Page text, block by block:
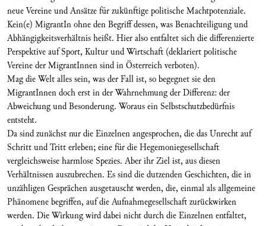
neue Vereine und Ansätze für zukünftige politische Machtpotenziale.
Kein(e) MigrantIn ohne den Begriff dessen, was Benachteiligung und
Abhängigkeitsverhältnis heißt. Hier also entfaltet sich die differenzierte
Perspektive auf Sport, Kultur und Wirtschaft (deklariert politische
Vereine der MigrantInnen sind in Österreich verboten).
Mag die Welt alles sein, was der Fall ist, so begegnet sie den
MigrantInnen doch erst in der Wahrnehmung der Differenz: der
Abweichung und Besonderung. Woraus ein Selbstschutzbedürfnis
entsteht.
Da sind zunächst nur die Einzelnen angesprochen, die das Unrecht auf
Schritt und Tritt erleben; eine für die Hegemoniegesellschaft
vergleichsweise harmlose Spezies. Aber ihr Ziel ist, aus diesen
Verhältnissen auszubrechen. Es sind die dutzenden Geschichten, die in
unzähligen Gesprächen ausgetauscht werden, die, einmal als allgemeine
Phänomene begriffen, auf die Aufnahmegesellschaft zurückwirken
werden. Die Wirkung wird dabei nicht durch die Einzelnen entfaltet,